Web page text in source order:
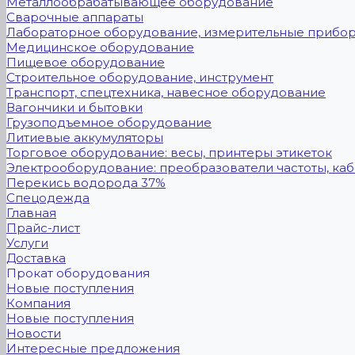
Сварочные аппараты
Лабораторное оборудование, измерительные
Медицинское оборудование
Пищевое оборудование
Строительное оборудование, инструмент
Транспорт, спецтехника, навесное оборудование
Вагончики и бытовки
Грузоподъемное оборудование
Литиевые аккумуляторы
Торговое оборудование: весы, принтеры этикеток
Электрооборудование: преобразователи частоты,
Перекись водорода 37%
Спецодежда
Главная
Прайс-лист
Услуги
Доставка
Прокат оборудования
Новые поступления
Компания
Новые поступления
Новости
Интересные предложения